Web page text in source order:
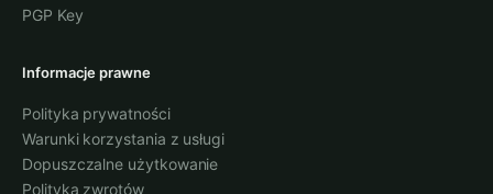
PGP Key
Informacje prawne
Polityka prywatności
Warunki korzystania z usługi
Dopuszczalne użytkowanie
Polityka zwrotów